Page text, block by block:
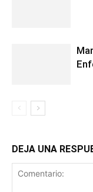
DEJA UNA